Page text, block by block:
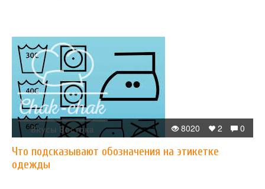
0
2
8020
Что подсказывают обозначения на этикетке
одежды